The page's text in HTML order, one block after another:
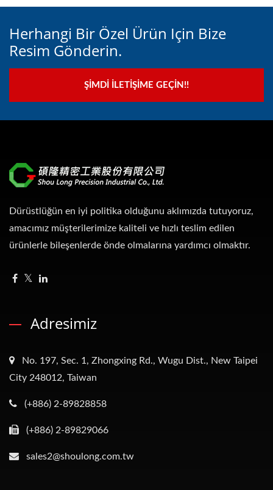
Herhangi Bir Özel Ürün Için Bize
Resim Gönderin.
ŞIMDI İLETIŞIME GEÇIN!!
Dürüstlüğün en iyi politika olduğunu aklımızda tutuyoruz,
amacımız müşterilerimize kaliteli ve hızlı teslim edilen
ürünlerle bileşenlerde önde olmalarına yardımcı olmaktır.
Adresimiz
No. 197, Sec. 1, Zhongxing Rd., Wugu Dist., New Taipei
City 248012, Taiwan
(+886) 2-89828858
(+886) 2-89829066
sales2@shoulong.com.tw